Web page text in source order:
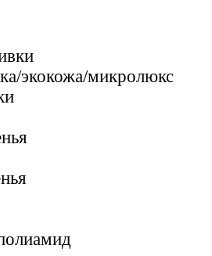
экокожа/микролюкс